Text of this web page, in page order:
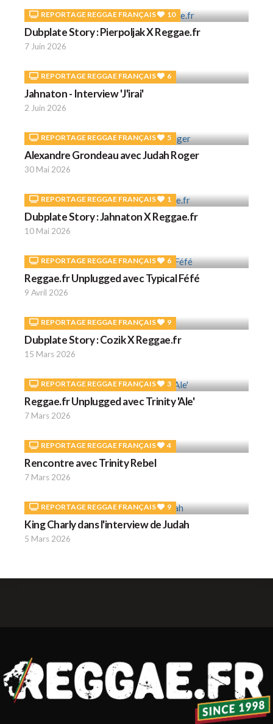
REPORTAGE REGGAE FRANÇAIS 10
Dubplate Story : Pierpoljak X Reggae.fr
7 Juin 2026
REPORTAGE REGGAE FRANÇAIS 6
Jahnaton - Interview 'J'irai'
2 Juin 2026
REPORTAGE REGGAE FRANÇAIS 5
Alexandre Grondeau avec Judah Roger
30 Mai 2026
REPORTAGE REGGAE FRANÇAIS 1
Dubplate Story : Jahnaton X Reggae.fr
10 Mai 2026
REPORTAGE REGGAE FRANÇAIS 6
Reggae.fr Unplugged avec Typical Féfé
9 Avril 2026
REPORTAGE REGGAE FRANÇAIS 9
Dubplate Story : Cozik X Reggae.fr
15 Mars 2026
REPORTAGE REGGAE FRANÇAIS 3
Reggae.fr Unplugged avec Trinity 'Ale'
7 Mars 2026
REPORTAGE REGGAE FRANÇAIS 4
Rencontre avec Trinity Rebel
7 Mars 2026
REPORTAGE REGGAE FRANÇAIS 9
King Charly dans l'interview de Judah
5 Mars 2026